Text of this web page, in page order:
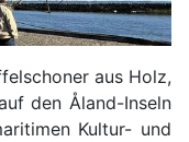
aus Holz,
den Åland-Inseln
Kultur- und